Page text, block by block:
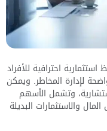
احترافية للأفراد
لإدارة المخاطر. ويمكن
وتشمل الأسهم
والاستثمارات البديلة